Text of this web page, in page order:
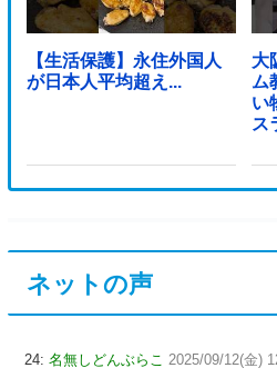
【生活保護】永住外国人
が日本人平均超え...
大
ム
い
ス
ネットの声
24: 名無しどんぶらこ 2025/09/12(金)